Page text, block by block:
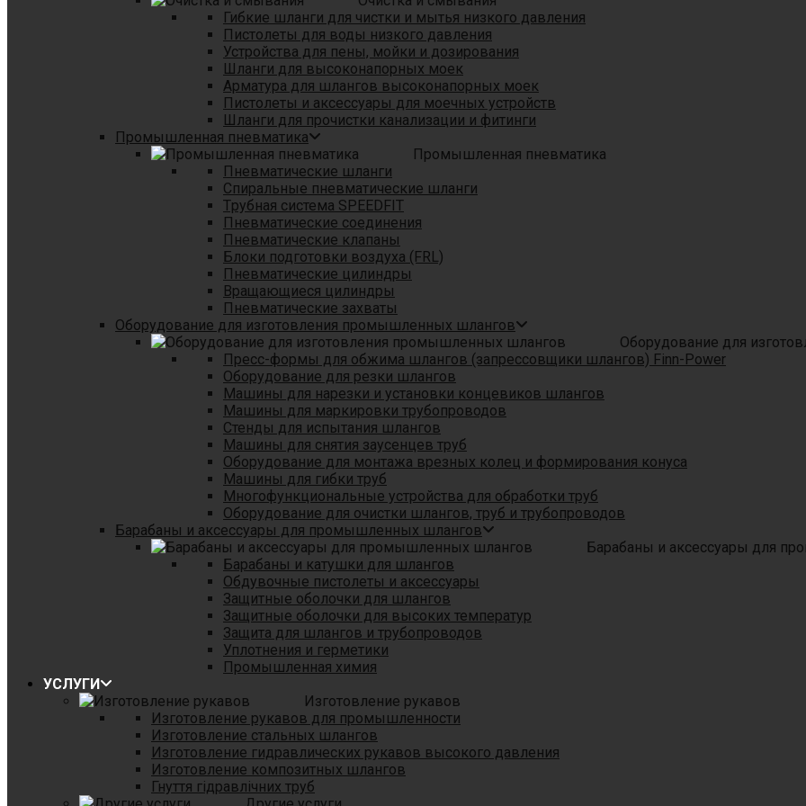
Гибкие шланги для чистки и мытья низкого давления
Пистолеты для воды низкого давления
Устройства для пены, мойки и дозирования
Шланги для высоконапорных моек
Арматура для шлангов высоконапорных моек
Пистолеты и аксессуары для моечных устройств
Шланги для прочистки канализации и фитинги
Промышленная пневматика
Промышленная пневматика
Пневматические шланги
Спиральные пневматические шланги
Tрубная система SPEEDFIT
Пневматические соединения
Пневматические клапаны
Блоки подготовки воздуха (FRL)
Пневматические цилиндры
Вращающиеся цилиндры
Пневматические захваты
Оборудование для изготовления промышленных шлангов
Оборудование для
Пресс-формы для обжима шлангов (запрессовщики шлангов) Finn-Power
Оборудование для резки шлангов
Машины для нарезки и установки концевиков шлангов
Машины для маркировки трубопроводов
Стенды для испытания шлангов
Машины для снятия заусенцев труб
Оборудование для монтажа врезных колец и формирования конуса
Машины для гибки труб
Многофункциональные устройства для обработки труб
Оборудование для очистки шлангов, труб и трубопроводов
Барабаны и аксессуары для промышленных шлангов
Барабаны и аксессуары для
Барабаны и катушки для шлангов
Обдувочные пистолеты и аксессуары
Защитные оболочки для шлангов
Защитные оболочки для высоких температур
Защита для шлангов и трубопроводов
Уплотнения и герметики
Промышленная химия
УСЛУГИ
Изготовление рукавов
Изготовление рукавов для промышленности
Изготовление стальных шлангов
Изготовление гидравлических рукавов высокого давления
Изготовление композитных шлангов
Гнуття гідравлічних труб